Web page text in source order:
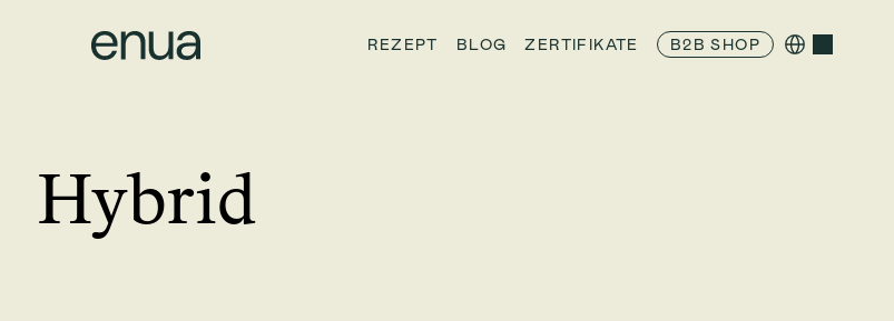
Hybrid
REZEPT BLOG ZERTIFIKATE B2B SHOP Select Language